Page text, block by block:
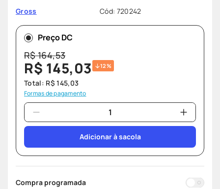
9º
lenço umedecido
10º protetor solar
Gross
Cód: 720242
Preço DC
R$164,53
R$ 145,03 12%
Total: R$ 145,03
Formas de pagamento
Adicionar à sacola
Compra programada